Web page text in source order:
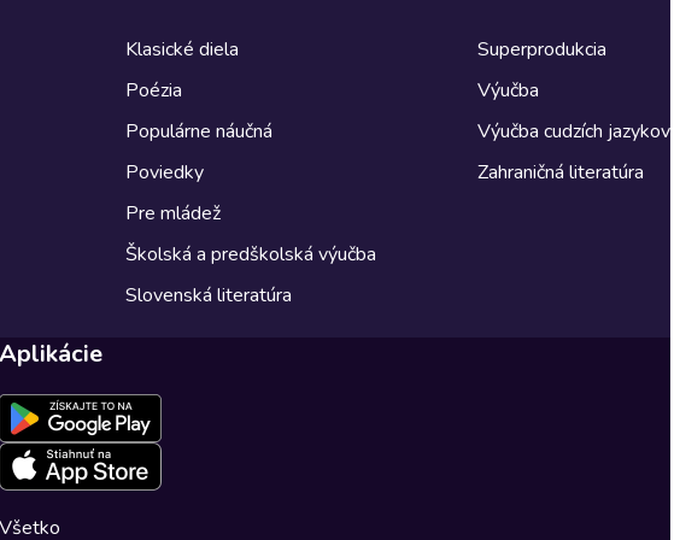
Klasické diela
Poézia
Populárne náučná
Poviedky
Pre mládež
Školská a predškolská výučba
Slovenská literatúra
Superprodukcia
Výučba
Výučba cudzích jazykov
Zahraničná literatúra
Aplikácie
Všetko